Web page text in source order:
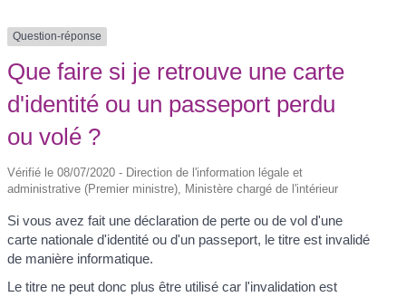
Question-réponse
Que faire si je retrouve une carte
d'identité ou un passeport perdu
ou volé ?
Vérifié le 08/07/2020 - Direction de l'information légale et
administrative (Premier ministre), Ministère chargé de l'intérieur
Si vous avez fait une déclaration de perte ou de vol d'une
carte nationale d'identité ou d'un passeport, le titre est invalidé
de manière informatique.
Le titre ne peut donc plus être utilisé car l'invalidation est